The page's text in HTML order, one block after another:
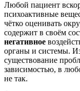
Любой пациент
психоактивные
чётко оценивать
содержит в своём
негативное
органы и системы.
существование
зависимостью, в
не так.